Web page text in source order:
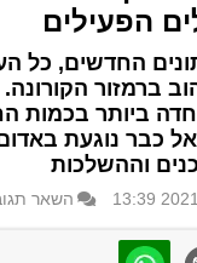
הפעילים
החדשים, כל
ברמזור הקורונה.
ביותר בכמות
כבר נוגעת
וההשלכות
השאר